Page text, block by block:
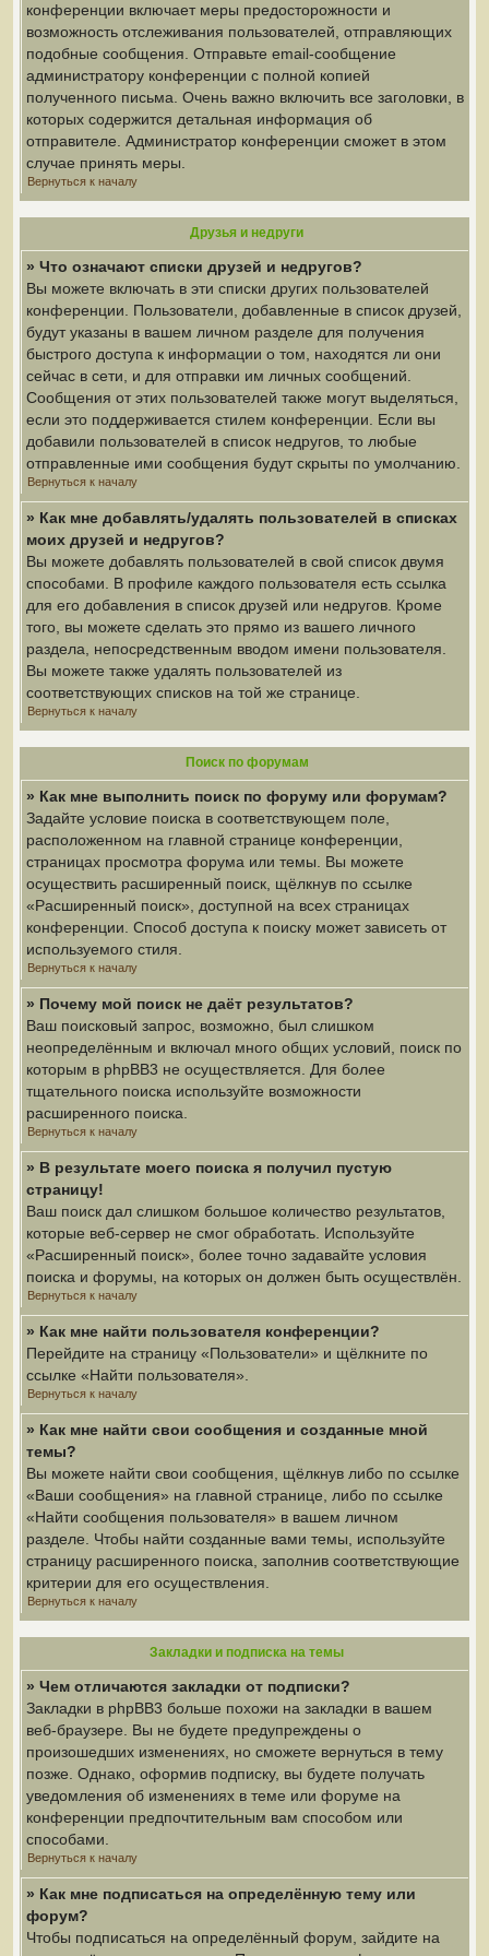
конференции включает меры предосторожности и
возможность отслеживания пользователей, отправляющих
подобные сообщения. Отправьте email-сообщение
администратору конференции с полной копией
полученного письма. Очень важно включить все заголовки, в
которых содержится детальная информация об
отправителе. Администратор конференции сможет в этом
случае принять меры.
Вернуться к началу
Друзья и недруги
» Что означают списки друзей и недругов?
Вы можете включать в эти списки других пользователей
конференции. Пользователи, добавленные в список друзей,
будут указаны в вашем личном разделе для получения
быстрого доступа к информации о том, находятся ли они
сейчас в сети, и для отправки им личных сообщений.
Сообщения от этих пользователей также могут выделяться,
если это поддерживается стилем конференции. Если вы
добавили пользователей в список недругов, то любые
отправленные ими сообщения будут скрыты по умолчанию.
Вернуться к началу
» Как мне добавлять/удалять пользователей в списках
моих друзей и недругов?
Вы можете добавлять пользователей в свой список двумя
способами. В профиле каждого пользователя есть ссылка
для его добавления в список друзей или недругов. Кроме
того, вы можете сделать это прямо из вашего личного
раздела, непосредственным вводом имени пользователя.
Вы можете также удалять пользователей из
соответствующих списков на той же странице.
Вернуться к началу
Поиск по форумам
» Как мне выполнить поиск по форуму или форумам?
Задайте условие поиска в соответствующем поле,
расположенном на главной странице конференции,
страницах просмотра форума или темы. Вы можете
осуществить расширенный поиск, щёлкнув по ссылке
«Расширенный поиск», доступной на всех страницах
конференции. Способ доступа к поиску может зависеть от
используемого стиля.
Вернуться к началу
» Почему мой поиск не даёт результатов?
Ваш поисковый запрос, возможно, был слишком
неопределённым и включал много общих условий, поиск по
которым в phpBB3 не осуществляется. Для более
тщательного поиска используйте возможности
расширенного поиска.
Вернуться к началу
» В результате моего поиска я получил пустую
страницу!
Ваш поиск дал слишком большое количество результатов,
которые веб-сервер не смог обработать. Используйте
«Расширенный поиск», более точно задавайте условия
поиска и форумы, на которых он должен быть осуществлён.
Вернуться к началу
» Как мне найти пользователя конференции?
Перейдите на страницу «Пользователи» и щёлкните по
ссылке «Найти пользователя».
Вернуться к началу
» Как мне найти свои сообщения и созданные мной
темы?
Вы можете найти свои сообщения, щёлкнув либо по ссылке
«Ваши сообщения» на главной странице, либо по ссылке
«Найти сообщения пользователя» в вашем личном
разделе. Чтобы найти созданные вами темы, используйте
страницу расширенного поиска, заполнив соответствующие
критерии для его осуществления.
Вернуться к началу
Закладки и подписка на темы
» Чем отличаются закладки от подписки?
Закладки в phpBB3 больше похожи на закладки в вашем
веб-браузере. Вы не будете предупреждены о
произошедших изменениях, но сможете вернуться в тему
позже. Однако, оформив подписку, вы будете получать
уведомления об изменениях в теме или форуме на
конференции предпочтительным вам способом или
способами.
Вернуться к началу
» Как мне подписаться на определённую тему или
форум?
Чтобы подписаться на определённый форум, зайдите на